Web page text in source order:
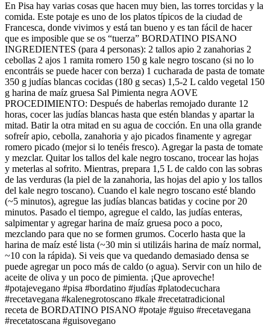
En Pisa hay varias cosas que hacen muy bien, las torres torcidas y la
comida. Este potaje es uno de los platos típicos de la ciudad de
Francesca, donde vivimos y está tan bueno y es tan fácil de hacer
que es imposible que se os “tuerza” BORDATINO PISANO
INGREDIENTES (para 4 personas): 2 tallos apio 2 zanahorias 2
cebollas 2 ajos 1 ramita romero 150 g kale negro toscano (si no lo
encontráis se puede hacer con berza) 1 cucharada de pasta de tomate
350 g judías blancas cocidas (180 g secas) 1,5-2 L caldo vegetal 150
g harina de maíz gruesa Sal Pimienta negra AOVE
PROCEDIMIENTO: Después de haberlas remojado durante 12
horas, cocer las judías blancas hasta que estén blandas y apartar la
mitad. Batir la otra mitad en su agua de cocción. En una olla grande
sofreír apio, cebolla, zanahoria y ajo picados finamente y agregar
romero picado (mejor si lo tenéis fresco). Agregar la pasta de tomate
y mezclar. Quitar los tallos del kale negro toscano, trocear las hojas
y meterlas al sofrito. Mientras, prepara 1,5 L de caldo con las sobras
de las verduras (la piel de la zanahoria, las hojas del apio y los tallos
del kale negro toscano). Cuando el kale negro toscano esté blando
(~5 minutos), agregue las judías blancas batidas y cocine por 20
minutos. Pasado el tiempo, agregue el caldo, las judías enteras,
salpimentar y agregar harina de maíz gruesa poco a poco,
mezclando para que no se formen grumos. Cocerlo hasta que la
harina de maíz esté lista (~30 min si utilizáis harina de maíz normal,
~10 con la rápida). Si veis que va quedando demasiado densa se
puede agregar un poco más de caldo (o agua). Servir con un hilo de
aceite de oliva y un poco de pimienta. ¡Que aproveche!
#potajevegano #pisa #bordatino #judías #platodecuchara
#recetavegana #kalenegrotoscano #kale #recetatradicional
receta de BORDATINO PISANO #potaje #guiso #recetavegana
#recetatoscana #guisovegano